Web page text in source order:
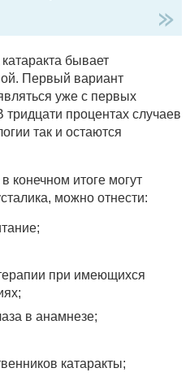
бывает
Первый вариант
уже с первых
процентах случаев
так и остаются
конечном итоге могут
можно отнести:
при имеющихся
в анамнезе;
катаракты;